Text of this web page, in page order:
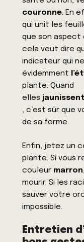
couronne. En
qui unit les
que son aspect
cela veut dire
indicateur qui
évidemment
plante. Quand
elles jaunissent
, c’est sûr que
de sa forme.
Enfin, jetez un
plante. Si vous
couleur marron
mourir. Si les
sauver votre
impossible.
Entretien